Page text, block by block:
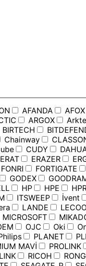
AFANDA AFOX
ARGOX
BIRTECH
Chainway
CUDY
ERAT ERAZER
FONRI FORTIGATE
GODEX
HP HPE
ITSWEEP İvent
LANDE
MICROSOFT
OJC Oki
PLANET
MAVİ PROLINK
RICOH